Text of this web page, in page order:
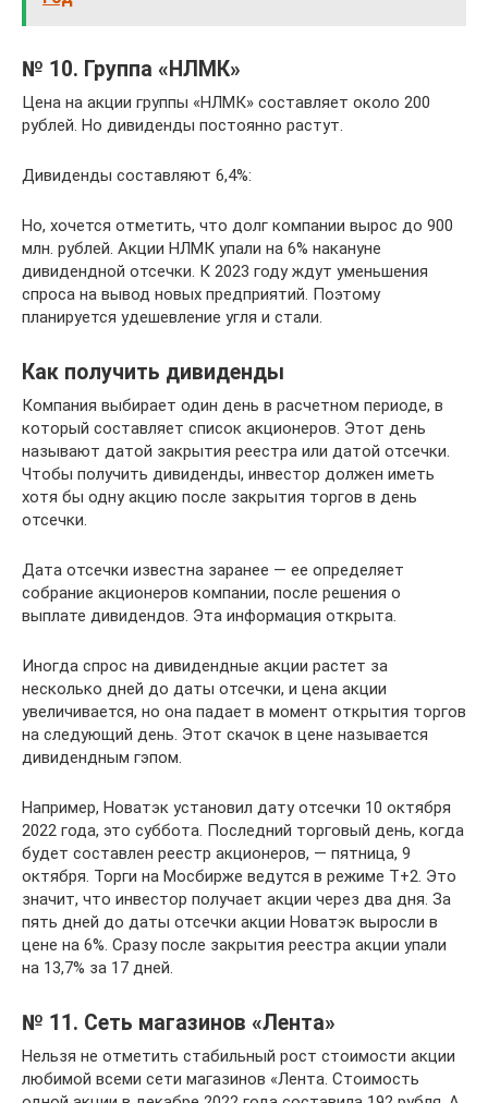
№ 10. Группа «НЛМК»
Цена на акции группы «НЛМК» составляет около 200
рублей. Но дивиденды постоянно растут.
Дивиденды составляют 6,4%:
Но, хочется отметить, что долг компании вырос до 900
млн. рублей. Акции НЛМК упали на 6% накануне
дивидендной отсечки. К 2023 году ждут уменьшения
спроса на вывод новых предприятий. Поэтому
планируется удешевление угля и стали.
Как получить дивиденды
Компания выбирает один день в расчетном периоде, в
который составляет список акционеров. Этот день
называют датой закрытия реестра или датой отсечки.
Чтобы получить дивиденды, инвестор должен иметь
хотя бы одну акцию после закрытия торгов в день
отсечки.
Дата отсечки известна заранее — ее определяет
собрание акционеров компании, после решения о
выплате дивидендов. Эта информация открыта.
Иногда спрос на дивидендные акции растет за
несколько дней до даты отсечки, и цена акции
увеличивается, но она падает в момент открытия торгов
на следующий день. Этот скачок в цене называется
дивидендным гэпом.
Например, Новатэк установил дату отсечки 10 октября
2022 года, это суббота. Последний торговый день, когда
будет составлен реестр акционеров, — пятница, 9
октября. Торги на Мосбирже ведутся в режиме T+2. Это
значит, что инвестор получает акции через два дня. За
пять дней до даты отсечки акции Новатэк выросли в
цене на 6%. Сразу после закрытия реестра акции упали
на 13,7% за 17 дней.
№ 11. Сеть магазинов «Лента»
Нельзя не отметить стабильный рост стоимости акции
любимой всеми сети магазинов «Лента. Стоимость